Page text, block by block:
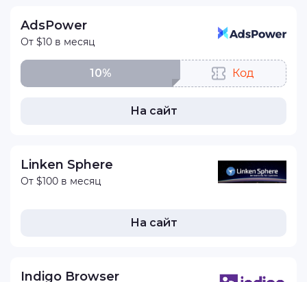
AdsPower
От $10 в месяц
10% Код
На сайт
Linken Sphere
От $100 в месяц
На сайт
Indigo Browser